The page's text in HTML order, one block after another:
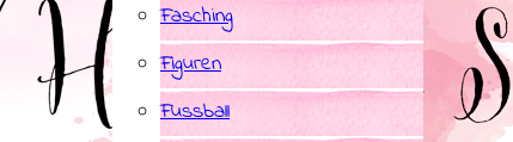
Fasching
Figuren
Fussball